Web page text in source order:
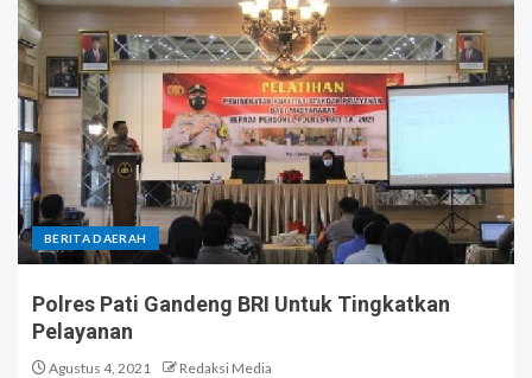
BERITA DAERAH
Polres Pati Gandeng BRI Untuk Tingkatkan
Pelayanan
Agustus 4, 2021 Redaksi Media